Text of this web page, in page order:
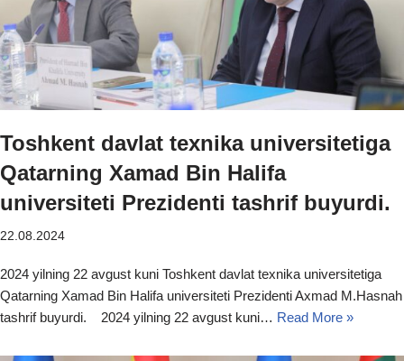
Toshkent davlat texnika universitetiga
Qatarning Xamad Bin Halifa
universiteti Prezidenti tashrif buyurdi.
22.08.2024
2024 yilning 22 avgust kuni Toshkent davlat texnika universitetiga
Qatarning Xamad Bin Halifa universiteti Prezidenti Axmad M.Hasnah
tashrif buyurdi. 2024 yilning 22 avgust kuni… Read More »